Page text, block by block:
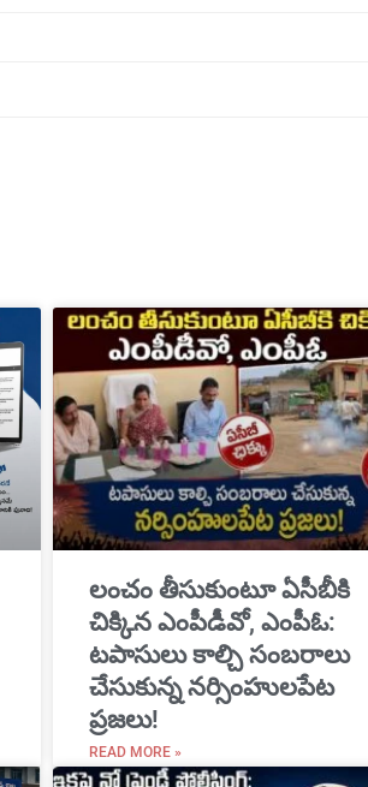
​లంచం తీసుకుంటూ ఏసీబీకి
చిక్కిన ఎంపీడీవో, ఎంపీఓ:
టపాసులు కాల్చి సంబరాలు
చేసుకున్న నర్సింహులపేట
ప్రజలు!
READ MORE »